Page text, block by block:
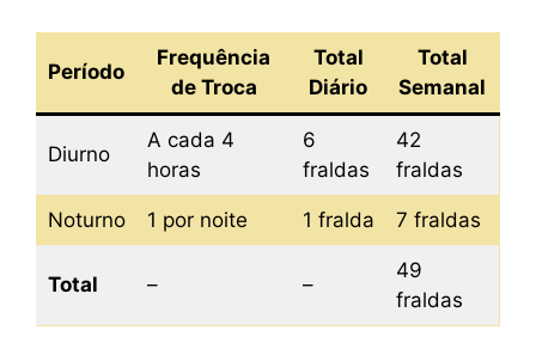
Período
Frequência
de Troca
Total
Diário
Total
Semanal
Diurno
A cada 4
horas
6
fraldas
42
fraldas
Noturno 1 por noite 1 fralda 7 fraldas
Total – –
49
fraldas